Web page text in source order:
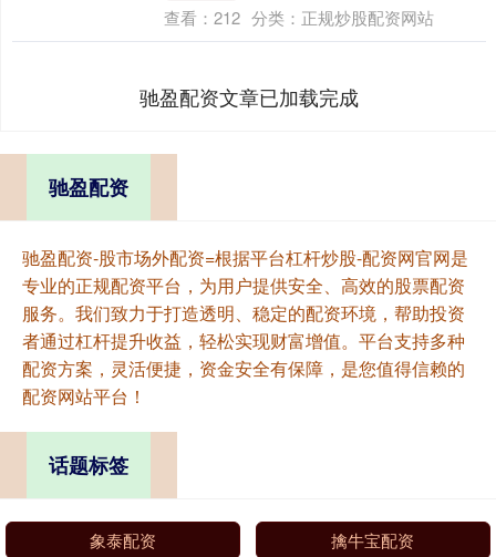
查看： 212 分类： 正规炒股配资网站
驰盈配资文章已加载完成
驰盈配资
驰盈配资-股市场外配资=根据平台杠杆炒股-配资网官网是
专业的正规配资平台，为用户提供安全、高效的股票配资
服务。我们致力于打造透明、稳定的配资环境，帮助投资
者通过杠杆提升收益，轻松实现财富增值。平台支持多种
配资方案，灵活便捷，资金安全有保障，是您值得信赖的
配资网站平台！
话题标签
象泰配资 擒牛宝配资